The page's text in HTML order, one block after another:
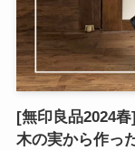
[無印良品2024
木の実から作っ